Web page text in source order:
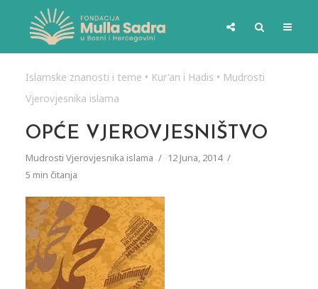
Islamske znanosti i teme • Kur'an i Hadis • Mudrosti
Vjerovjesnika islama
OPĆE VJEROVJESNIŠTVO
Mudrosti Vjerovjesnika islama
12 Juna, 2014
5 min čitanja